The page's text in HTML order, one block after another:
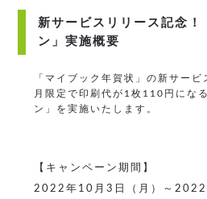
新サービスリリース記念！
ン」実施概要
「マイブック年賀状」の新サー
月限定で印刷代が1枚110円にな
ン」を実施いたします。
【キャンペーン期間】
2022年10月3日（月）～2022